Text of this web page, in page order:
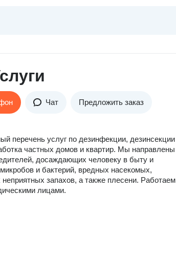
Чат Предложить заказ
перечень услуг по дезинфекции, дезинсекции
частных домов и квартир. Мы направлены
досаждающих человеку в быту и
и бактерий, вредных насекомых,
запахов, а также плесени. Работаем
лицами.